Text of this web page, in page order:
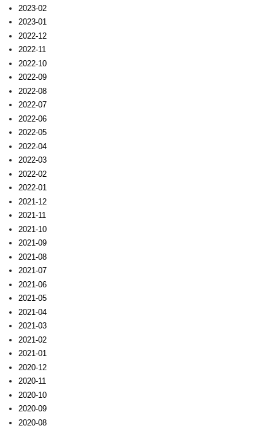
2023-02
2023-01
2022-12
2022-11
2022-10
2022-09
2022-08
2022-07
2022-06
2022-05
2022-04
2022-03
2022-02
2022-01
2021-12
2021-11
2021-10
2021-09
2021-08
2021-07
2021-06
2021-05
2021-04
2021-03
2021-02
2021-01
2020-12
2020-11
2020-10
2020-09
2020-08